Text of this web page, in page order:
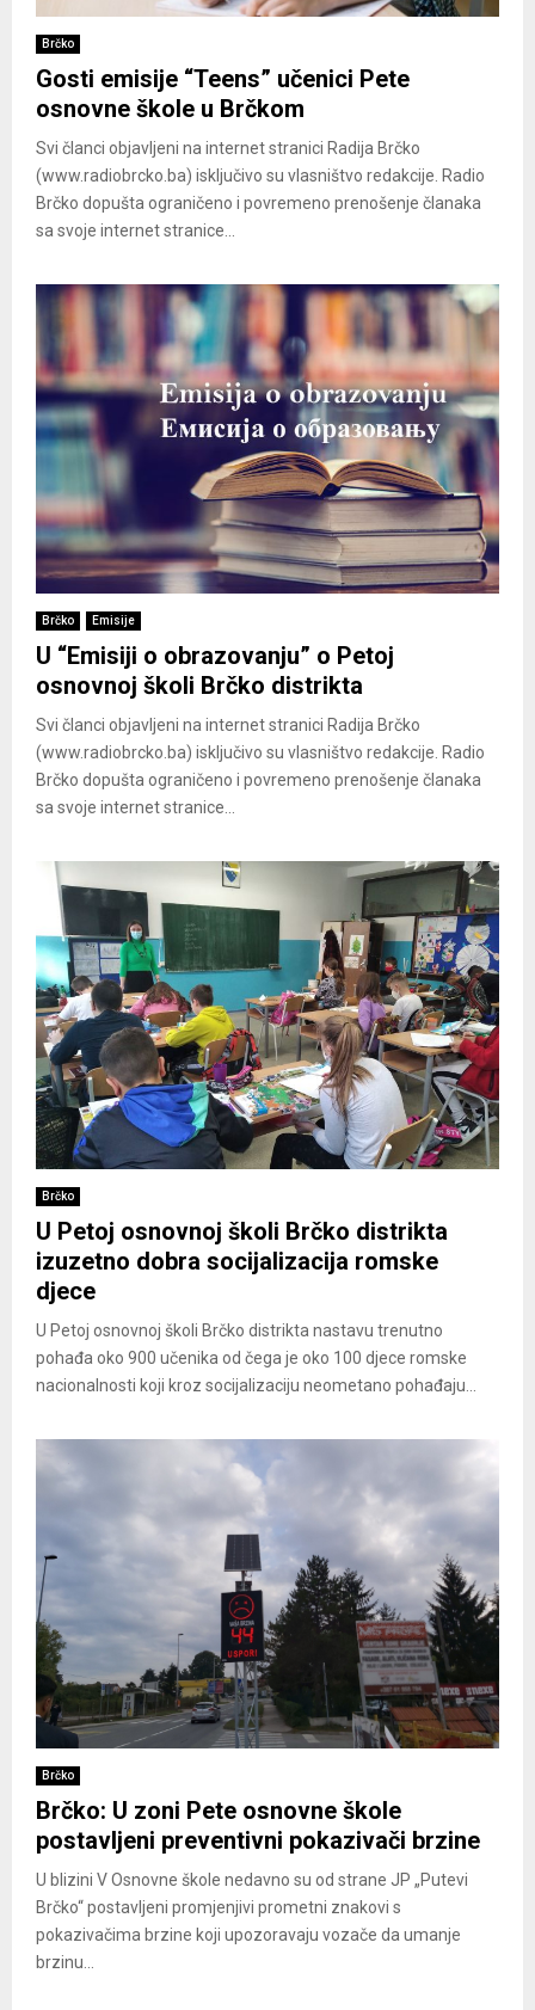
Brčko
Gosti emisije “Teens” učenici Pete
osnovne škole u Brčkom
Svi članci objavljeni na internet stranici Radija Brčko
(www.radiobrcko.ba) isključivo su vlasništvo redakcije. Radio
Brčko dopušta ograničeno i povremeno prenošenje članaka
sa svoje internet stranice...
Brčko Emisije
U “Emisiji o obrazovanju” o Petoj
osnovnoj školi Brčko distrikta
Svi članci objavljeni na internet stranici Radija Brčko
(www.radiobrcko.ba) isključivo su vlasništvo redakcije. Radio
Brčko dopušta ograničeno i povremeno prenošenje članaka
sa svoje internet stranice...
Brčko
U Petoj osnovnoj školi Brčko distrikta
izuzetno dobra socijalizacija romske
djece
U Petoj osnovnoj školi Brčko distrikta nastavu trenutno
pohađa oko 900 učenika od čega je oko 100 djece romske
nacionalnosti koji kroz socijalizaciju neometano pohađaju...
Brčko
Brčko: U zoni Pete osnovne škole
postavljeni preventivni pokazivači brzine
U blizini V Osnovne škole nedavno su od strane JP „Putevi
Brčko“ postavljeni promjenjivi prometni znakovi s
pokazivačima brzine koji upozoravaju vozače da umanje
brzinu...